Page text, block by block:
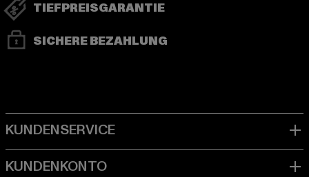
TIEFPREISGARANTIE
SICHERE BEZAHLUNG